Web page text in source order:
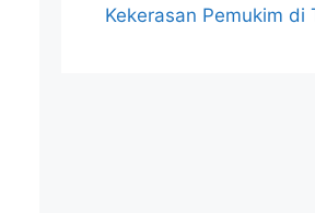
Kekerasan Pemukim di